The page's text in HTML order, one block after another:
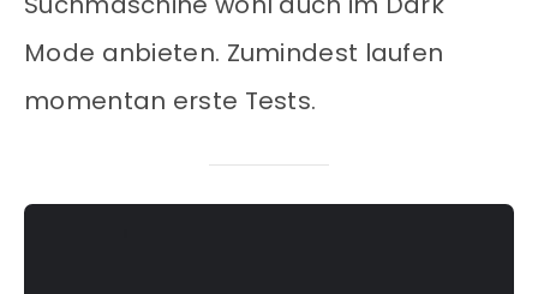
Mode anbieten. Zumindest laufen
momentan erste Tests.